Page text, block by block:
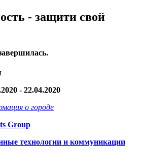
- защити свой
- 22.04.2020
о городе
Group
технологии и коммуникации